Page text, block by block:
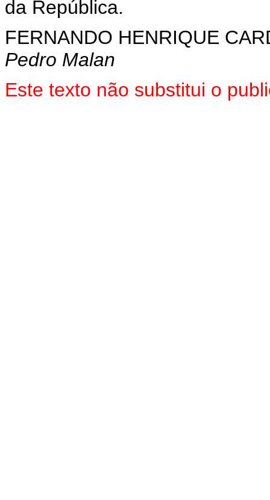
da República.
FERNANDO HENRIQUE
Pedro Malan
Este texto não substitui o